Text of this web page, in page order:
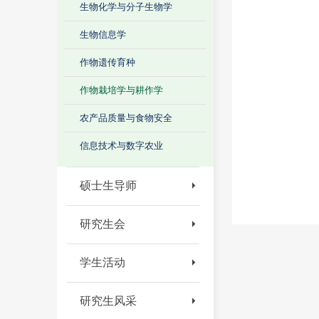
生物化学与分子生物学
生物信息学
作物遗传育种
作物栽培学与耕作学
农产品质量与食物安全
信息技术与数字农业
硕士生导师
研究生会
学生活动
研究生风采